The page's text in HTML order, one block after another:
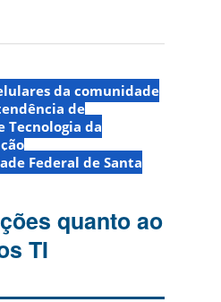
da comunidade
de
Tecnologia da
Federal de Santa
quanto ao
TI